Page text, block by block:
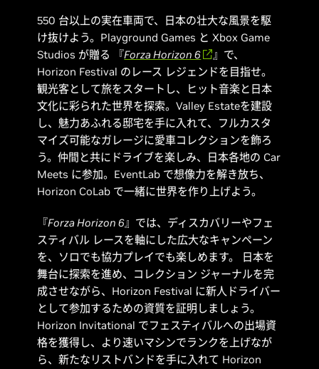
550 台以上の実在車両で、日本の壮大な風景を駆
け抜けよう。Playground Games と Xbox Game
Studios が贈る 『Forza Horizon 6
』で、
Horizon Festival のレース レジェンドを目指せ。
観光客として旅をスタートし、ヒット音楽と日本
文化に彩られた世界を探索。Valley Estateを建設
し、魅力あふれる邸宅を手に入れて、フルカスタ
マイズ可能なガレージに愛車コレクションを飾ろ
う。仲間と共にドライブを楽しみ、日本各地の Car
Meets に参加。EventLab で想像力を解き放ち、
Horizon CoLab で一緒に世界を作り上げよう。
『Forza Horizon 6』では、ディスカバリーやフェ
スティバル レースを軸にした広大なキャンペーン
を、ソロでも協力プレイでも楽しめます。 日本を
舞台に探索を進め、コレクション ジャーナルを完
成させながら、Horizon Festival に新人ドライバー
として参加するための資質を証明しましょう。
Horizon Invitational でフェスティバルへの出場資
格を獲得し、より速いマシンでランクを上げなが
ら、新たなリストバンドを手に入れて Horizon